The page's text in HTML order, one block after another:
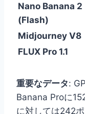
Nano Banana 2
(Flash)
Midjourney V8
FLUX Pro 1.1
重要なデータ:
Banana Proに
に対しては242